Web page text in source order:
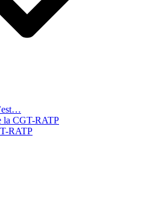
la CGT-RATP
RATP